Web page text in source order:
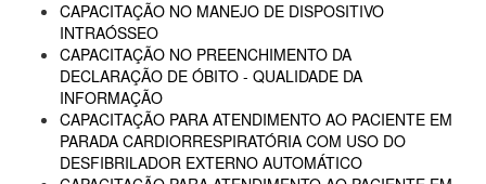
CAPACITAÇÃO NO MANEJO DE DISPOSITIVO
INTRAÓSSEO
CAPACITAÇÃO NO PREENCHIMENTO DA
DECLARAÇÃO DE ÓBITO - QUALIDADE DA
INFORMAÇÃO
CAPACITAÇÃO PARA ATENDIMENTO AO PACIENTE EM
PARADA CARDIORRESPIRATÓRIA COM USO DO
DESFIBRILADOR EXTERNO AUTOMÁTICO